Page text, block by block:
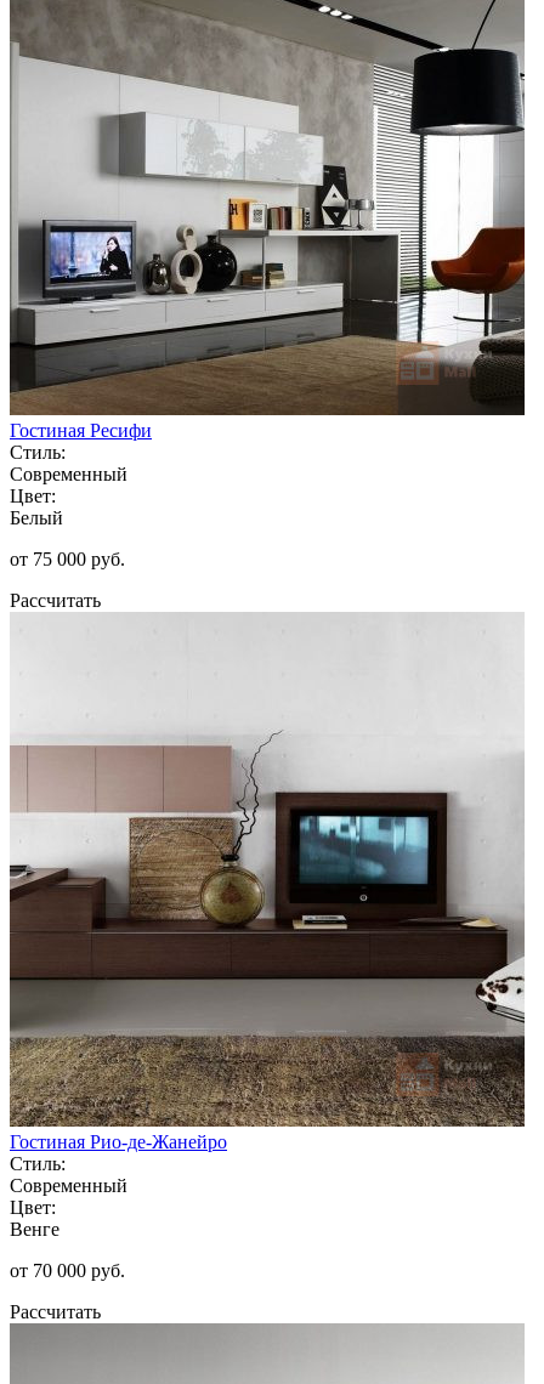
Гостиная Ресифи
Стиль:
Современный
Цвет:
Белый
от 75 000 руб.
Рассчитать
Гостиная Рио-де-Жанейро
Стиль:
Современный
Цвет:
Венге
от 70 000 руб.
Рассчитать